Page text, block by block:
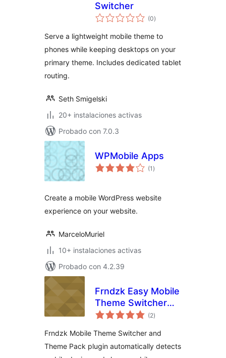
Switcher
(0valoraciones
en
)
Serve a lightweight mobile theme to
phones while keeping desktops on your
primary theme. Includes dedicated tablet
routing.
Seth Smigelski
20+ instalaciones activas
Probado con 7.0.3
WPMobile Apps
(1 valoraciones
en
)
Create a mobile WordPress website
experience on your website.
MarceloMuriel
10+ instalaciones activas
Probado con 4.2.39
Frndzk Easy Mobile
Theme Switcher
with Theme pack
(2valoraciones
en
)
Frndzk Mobile Theme Switcher and
Theme Pack plugin automatically detects